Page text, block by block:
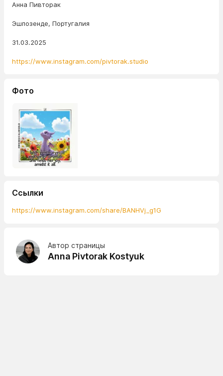
Анна Пивторак
Эшпозенде, Португалия
31.03.2025
https://www.instagram.com/pivtorak.studio
Фото
Ссылки
https://www.instagram.com/share/BANHVj_g1G
Автор страницы
Anna Pivtorak Kostyuk